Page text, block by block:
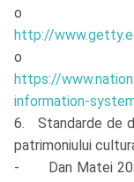
o
http://
o
https://
information-
6. Standarde de
patrimoniului
- Dan Matei